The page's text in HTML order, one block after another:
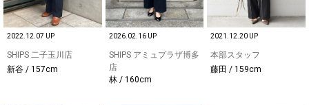
2022.12.07 UP
SHIPS 二子玉川店
新谷 / 157cm
2026.02.16 UP
SHIPS アミュプラザ博多
店
林 / 160cm
2021.12.20 UP
本部スタッフ
藤田 / 159cm